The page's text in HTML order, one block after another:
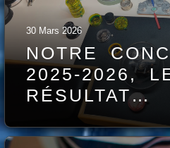
30 Mars 2026
NOTRE
2025-2026,
RÉSULTAT…